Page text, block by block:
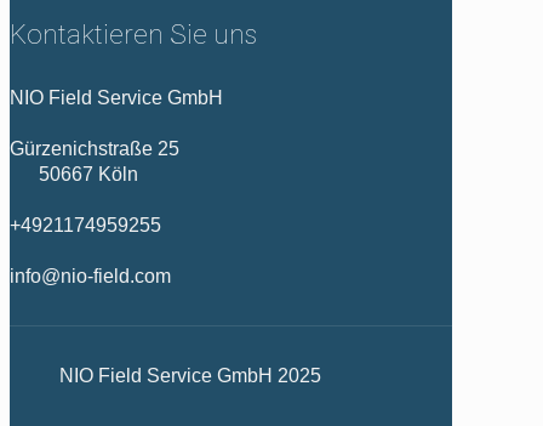
Kontaktieren Sie uns
NIO Field Service GmbH
Gürzenichstraße 25
50667 Köln
+4921174959255
info@nio-field.com
NIO Field Service GmbH 2025